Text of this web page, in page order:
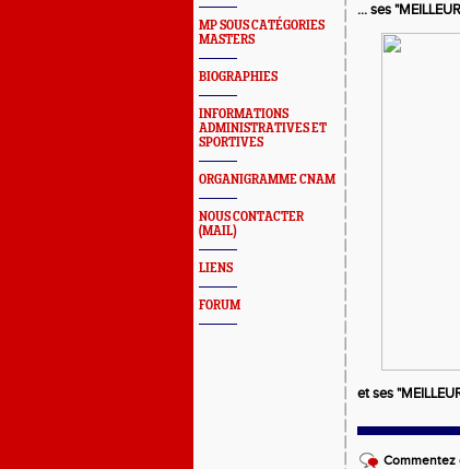
MP SOUS CATÉGORIES
MASTERS
BIOGRAPHIES
INFORMATIONS
ADMINISTRATIVES ET
SPORTIVES
ORGANIGRAMME CNAM
NOUS CONTACTER
(MAIL)
LIENS
FORUM
... ses
et ses
Commentez